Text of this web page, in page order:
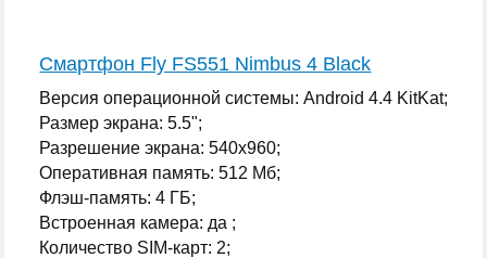
Смартфон Fly FS551 Nimbus 4 Black
Версия операционной системы: Android 4.4 KitKat;
Размер экрана: 5.5";
Разрешение экрана: 540x960;
Оперативная память: 512 Мб;
Флэш-память: 4 ГБ;
Встроенная камера: да ;
Количество SIM-карт: 2;